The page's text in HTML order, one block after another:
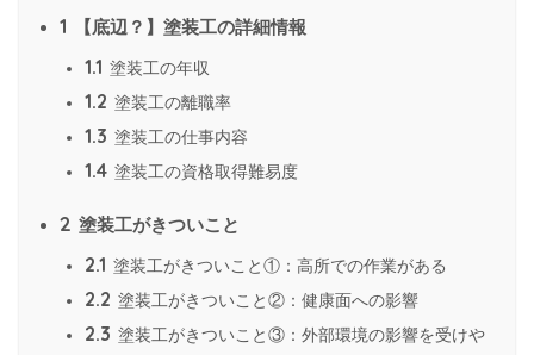
1 【底辺？】塗装工の詳細情報
1.1 塗装工の年収
1.2 塗装工の離職率
1.3 塗装工の仕事内容
1.4 塗装工の資格取得難易度
2 塗装工がきついこと
2.1 塗装工がきついこと①：高所での作業がある
2.2 塗装工がきついこと②：健康面への影響
2.3 塗装工がきついこと③：外部環境の影響を受けや